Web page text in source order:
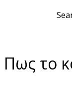
Πως το